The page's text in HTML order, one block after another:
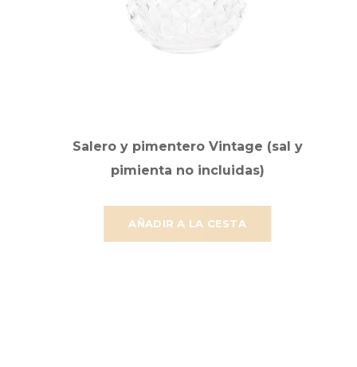
AÑADIR A LA CESTA
Salero y pimentero Vintage (sal y
pimienta no incluidas)